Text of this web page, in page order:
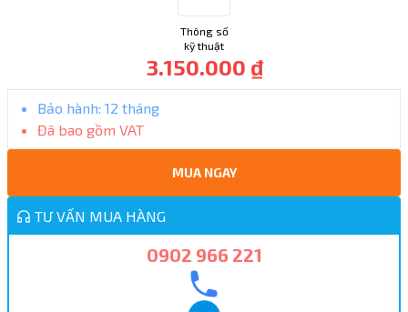
Thông số
kỹ thuật
3.150.000 ₫
Bảo hành: 12 tháng
Đã bao gồm VAT
MUA NGAY
TƯ VẤN MUA HÀNG
0902 966 221